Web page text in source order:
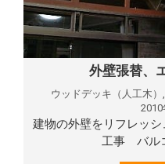
外壁張替、
ウッドデッキ（人工木）
2010
建物の外壁をリフレッ
工事 バル